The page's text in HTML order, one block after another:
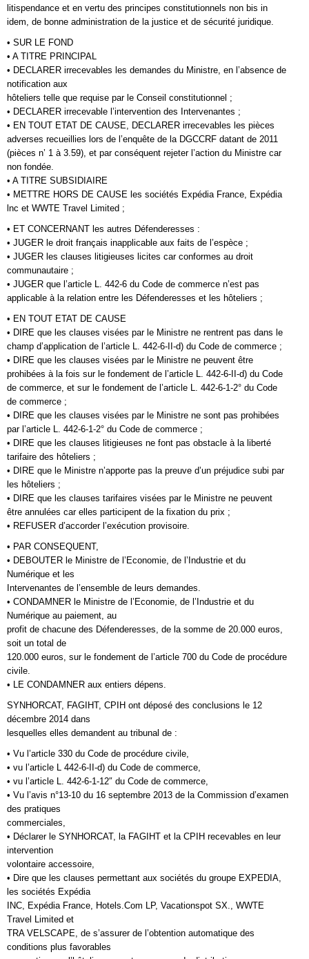
litispendance et en vertu des principes constitutionnels non bis in
idem, de bonne administration de la justice et de sécurité juridique.
• SUR LE FOND
• A TITRE PRINCIPAL
• DECLARER irrecevables les demandes du Ministre, en l’absence de
notification aux
hôteliers telle que requise par le Conseil constitutionnel ;
• DECLARER irrecevable l’intervention des Intervenantes ;
• EN TOUT ETAT DE CAUSE, DECLARER irrecevables les pièces
adverses recueillies lors de l’enquête de la DGCCRF datant de 2011
(pièces n’ 1 à 3.59), et par conséquent rejeter l’action du Ministre car
non fondée.
• A TITRE SUBSIDIAIRE
• METTRE HORS DE CAUSE les sociétés Expédia France, Expédia
lnc et WWTE Travel Limited ;
• ET CONCERNANT les autres Défenderesses :
• JUGER le droit français inapplicable aux faits de l’espèce ;
• JUGER les clauses litigieuses licites car conformes au droit
communautaire ;
• JUGER que l’article L. 442-6 du Code de commerce n’est pas
applicable à la relation entre les Défenderesses et les hôteliers ;
• EN TOUT ETAT DE CAUSE
• DIRE que les clauses visées par le Ministre ne rentrent pas dans le
champ d’application de l’article L. 442-6-II-d) du Code de commerce ;
• DIRE que les clauses visées par le Ministre ne peuvent être
prohibées à la fois sur le fondement de l’article L. 442-6-II-d) du Code
de commerce, et sur le fondement de l’article L. 442-6-1-2° du Code
de commerce ;
• DIRE que les clauses visées par le Ministre ne sont pas prohibées
par l’article L. 442-6-1-2° du Code de commerce ;
• DIRE que les clauses litigieuses ne font pas obstacle à la liberté
tarifaire des hôteliers ;
• DIRE que le Ministre n’apporte pas la preuve d’un préjudice subi par
les hôteliers ;
• DIRE que les clauses tarifaires visées par le Ministre ne peuvent
être annulées car elles participent de la fixation du prix ;
• REFUSER d’accorder l’exécution provisoire.
• PAR CONSEQUENT,
• DEBOUTER le Ministre de l’Economie, de l’Industrie et du
Numérique et les
Intervenantes de l’ensemble de leurs demandes.
• CONDAMNER le Ministre de l’Economie, de l’Industrie et du
Numérique au paiement, au
profit de chacune des Défenderesses, de la somme de 20.000 euros,
soit un total de
120.000 euros, sur le fondement de l’article 700 du Code de procédure
civile.
• LE CONDAMNER aux entiers dépens.
SYNHORCAT, FAGIHT, CPIH ont déposé des conclusions le 12
décembre 2014 dans
lesquelles elles demandent au tribunal de :
• Vu l’article 330 du Code de procédure civile,
• vu l’article L 442-6-II-d) du Code de commerce,
• vu l’article L. 442-6-1-12″ du Code de commerce,
• Vu l’avis n°13-10 du 16 septembre 2013 de la Commission d’examen
des pratiques
commerciales,
• Déclarer le SYNHORCAT, la FAGIHT et la CPIH recevables en leur
intervention
volontaire accessoire,
• Dire que les clauses permettant aux sociétés du groupe EXPEDIA,
les sociétés Expédia
INC, Expédia France, Hotels.Com LP, Vacationspot SX., WWTE
Travel Limited et
TRA VELSCAPE, de s’assurer de l’obtention automatique des
conditions plus favorables